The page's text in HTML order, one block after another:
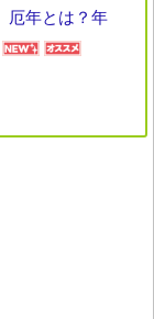
厄年とは？年